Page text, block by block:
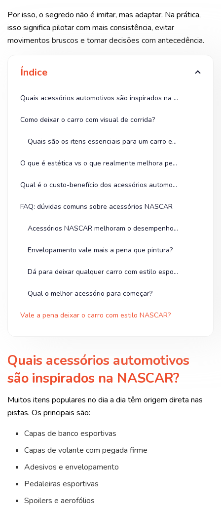
Por isso, o segredo não é imitar, mas adaptar. Na prática,
isso significa pilotar com mais consistência, evitar
movimentos bruscos e tomar decisões com antecedência.
Índice
Quais acessórios automotivos são inspirados na NASCAR?
Como deixar o carro com visual de corrida?
Quais são os itens essenciais para um carro estilo corrida?
O que é estética vs o que realmente melhora performance?
Qual é o custo-benefício dos acessórios automotivos?
FAQ: dúvidas comuns sobre acessórios NASCAR
Acessórios NASCAR melhoram o desempenho do carro?
Envelopamento vale mais a pena que pintura?
Dá para deixar qualquer carro com estilo esportivo?
Qual o melhor acessório para começar?
Vale a pena deixar o carro com estilo NASCAR?
Quais acessórios automotivos
são inspirados na NASCAR?
Muitos itens populares no dia a dia têm origem direta nas
pistas. Os principais são:
Capas de banco esportivas
Capas de volante com pegada firme
Adesivos e envelopamento
Pedaleiras esportivas
Spoilers e aerofólios